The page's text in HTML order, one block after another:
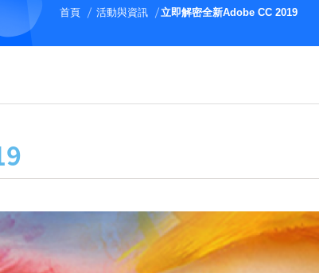
首頁 活動與資訊 立即解密全新Adobe CC 2019